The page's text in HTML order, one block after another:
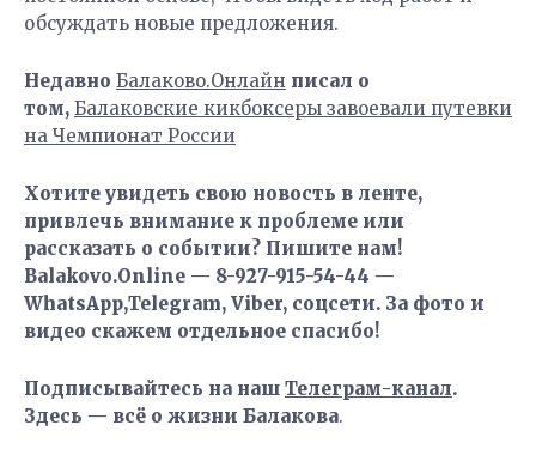
обсуждать новые предложения.
Недавно Балаково.Онлайн писал о
том, Балаковские кикбоксеры завоевали путевки
на Чемпионат России
Хотите увидеть свою новость в ленте,
привлечь внимание к проблеме или
рассказать о событии? Пишите нам!
Balakovo.Online — 8-927-915-54-44 —
WhatsApp,Telegram, Viber, соцсети. За фото и
видео скажем отдельное спасибо!
Подписывайтесь на наш Телеграм-канал.
Здесь — всё о жизни Балакова.